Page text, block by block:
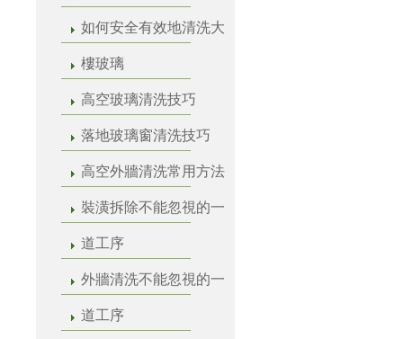
如何安全有效地清洗大
樓玻璃
高空玻璃清洗技巧
落地玻璃窗清洗技巧
高空外牆清洗常用方法
裝潢拆除不能忽視的一
道工序
外牆清洗不能忽視的一
道工序